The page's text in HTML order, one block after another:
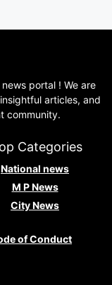
news portal ! We are
articles, and
community.
Categories
National news
M P News
City News
of Conduct